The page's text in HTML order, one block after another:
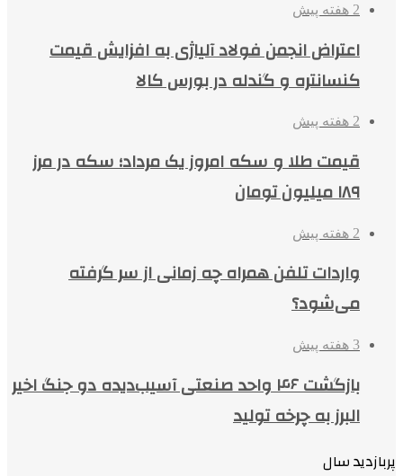
2 هفته پیش
اعتراض انجمن فولاد آلیاژی به افزایش قیمت
کنسانتره و گندله در بورس کالا
2 هفته پیش
قیمت طلا و سکه امروز یک مرداد؛ سکه در مرز
۱۸۹ میلیون تومان
2 هفته پیش
واردات تلفن همراه چه زمانی از سر گرفته
می‌شود؟
3 هفته پیش
بازگشت ۴۶ واحد صنعتی آسیب‌دیده دو جنگ اخیر
البرز به چرخه تولید
پربازدید سال